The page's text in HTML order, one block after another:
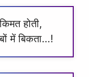
होती,
में बिकता…!